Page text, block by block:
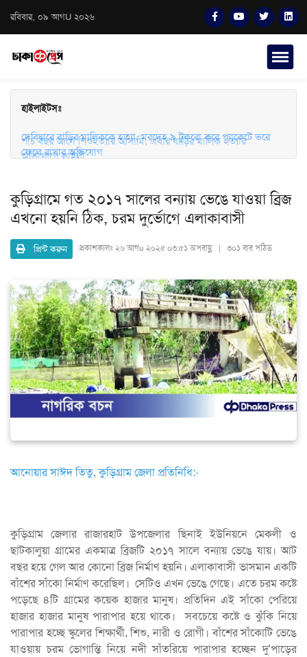
রবিবার, ০৯ আগU ২০২৬
হাইলাইটসঃ
পাঁচ বছর আগে শিশুহত্যার আসামি, এবার বাড়ির মালিক হত্যার
ফেলে রাখার অভিযোগ
কুড়িগ্রামে গত ২০১৭ সালের বন্যায় ভেঙে যাওয়া ব্রিজ
এখনো হয়নি ঠিক, চরম দুর্ভোগে এলাকাবাসী
প্রিন্ট করুন প্রকাশকালঃ ২৬ আগu ২০২৫ ০৩:৫১ অপরাহ্ণ | ৩০১ বার পঠিত
আনোয়ার সাঈদ তিতু, কুড়িগ্রাম জেলা প্রতিনিধি:-
কুড়িগ্রাম জেলার রাজারহাট উপজেলার ছিনাই ইউনিয়নে মেকলী ও
ছাটকালুয়া গ্রামের একমাত্র ব্রিজটি ২০১৭ সালে বন্যায় ভেঙে যায়। আট
বছর হয়ে গেল আর কোনো ব্রিজ নির্মাণ হয়নি। এলাকাবাসী ভাসমান একটি
বাঁশের সাঁকো নির্মাণ করেছিল। সেটিও এখন ভেঙে গেছে। এতে চরম কষ্টে
পড়েছে ৪টি গ্রামের কয়েক হাজার মানুষ। প্রতিদিন এই সাঁকো পেরিয়ে
হাজার হাজার মানুষ পারাপার হয়ে থাকে। সবচেয়ে কষ্টে ও ঝুঁকি নিয়ে
পারাপার হচ্ছে স্কুলের শিক্ষার্থী, শিশু, নারী ও রোগী। বাঁশের সাঁকোটি ভেঙে
যাওয়ায় চরম ভোগান্তি নিয়ে নদী সাঁতরিয়ে পারাপার হচ্ছেন দু’পাড়ের